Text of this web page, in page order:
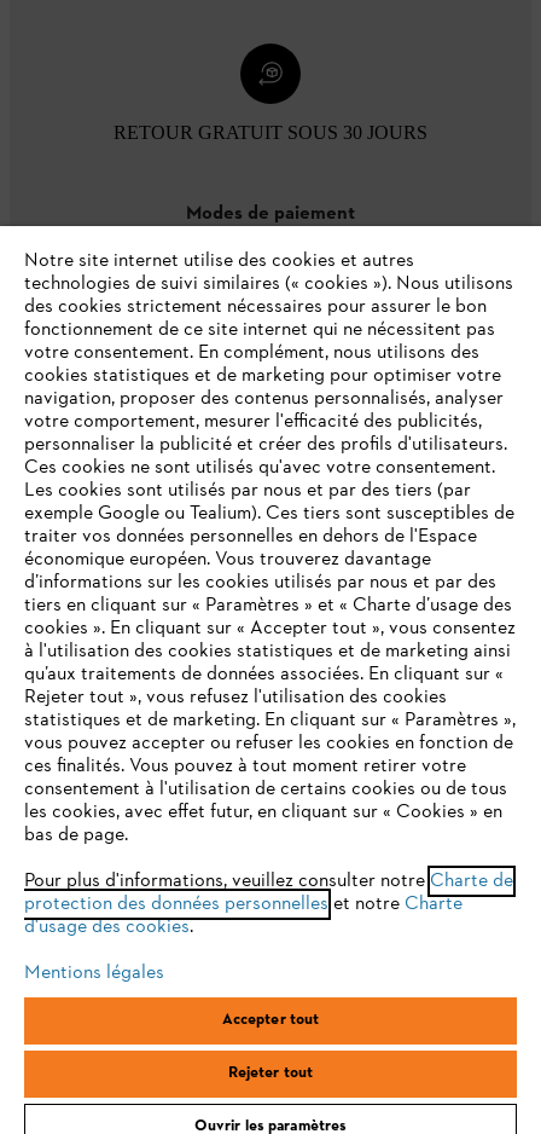
RETOUR GRATUIT SOUS 30 JOURS
Modes de paiement
L'Entreprise
Questions / Réponses
Service
Conditions Générales de Vente
Mentions légales Cookies
Conditions de garantie
ANDREAS STIHL SAS, 1 rue des Epinettes, ZI Nord de Torcy, 77200
VOTRE NAVIGATEUR INTERNET
N'EST PLUS PRIS EN CHARGE
Vous utilisez un navigateur Internet que nous ne prenons plus
en charge, et certaines fonctionnalités de notre site ne
peuvent fonctionner correctement. Pour une utilisation
optimale de notre site, nous vous recommandons de passer à
l'un des navigateurs suivants :
firefox chrome
Notre site internet utilise des cookies et autres
technologies de suivi similaires (« cookies »). Nous utilisons
des cookies strictement nécessaires pour assurer le bon
fonctionnement de ce site internet qui ne nécessitent pas
votre consentement. En complément, nous utilisons des
cookies statistiques et de marketing pour optimiser votre
navigation, proposer des contenus personnalisés, analyser
votre comportement, mesurer l'efficacité des publicités,
personnaliser la publicité et créer des profils d'utilisateurs.
Ces cookies ne sont utilisés qu'avec votre consentement.
Les cookies sont utilisés par nous et par des tiers (par
exemple Google ou Tealium). Ces tiers sont susceptibles de
traiter vos données personnelles en dehors de l'Espace
économique européen. Vous trouverez davantage
d’informations sur les cookies utilisés par nous et par des
tiers en cliquant sur « Paramètres » et « Charte d’usage des
cookies ». En cliquant sur « Accepter tout », vous consentez
à l'utilisation des cookies statistiques et de marketing ainsi
qu’aux traitements de données associées. En cliquant sur «
Rejeter tout », vous refusez l'utilisation des cookies
statistiques et de marketing. En cliquant sur « Paramètres »,
vous pouvez accepter ou refuser les cookies en fonction de
ces finalités. Vous pouvez à tout moment retirer votre
consentement à l'utilisation de certains cookies ou de tous
les cookies, avec effet futur, en cliquant sur « Cookies » en
bas de page.
Pour plus d'informations, veuillez consulter notre Charte de
protection des données personnelles et notre Charte
d'usage des cookies.
Mentions légales
Accepter tout
Rejeter tout
Ouvrir les paramètres